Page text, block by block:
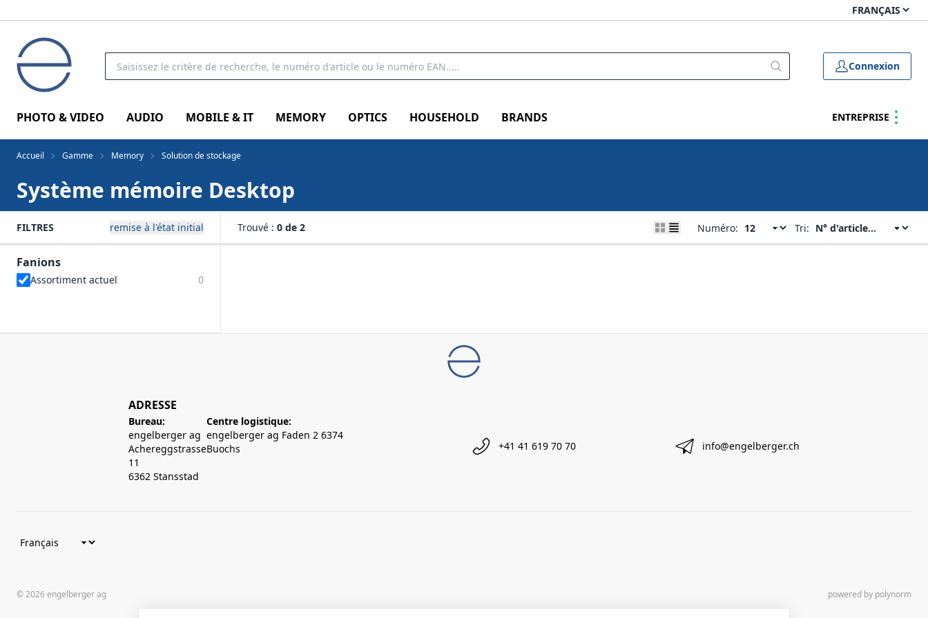
Connexion
PHOTO & VIDEO AUDIO MOBILE & IT MEMORY OPTICS HOUSEHOLD BRANDS ENTREPRISE
Accueil Gamme Memory Solution de stockage
Système mémoire Desktop
FILTRES remise à l'état initial
Fanions
Assortiment actuel 0
Trouvé : 0 de 2 Numéro: Tri:
ADRESSE
Bureau:
engelberger ag
Achereggstrasse
11
6362 Stansstad
Centre logistique:
engelberger ag Faden 2 6374
Buochs
+41 41 619 70 70 info@engelberger.ch
© 2026 engelberger ag powered by polynorm